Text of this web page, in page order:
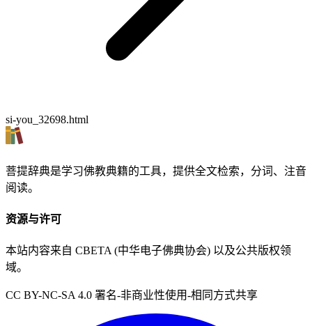
si-you_32698.html
菩提辞典是学习佛教典籍的工具，提供全文检索，分词、注音
阅读。
资源与许可
本站内容来自 CBETA (中华电子佛典协会) 以及公共版权领
域。
CC BY-NC-SA 4.0 署名-非商业性使用-相同方式共享